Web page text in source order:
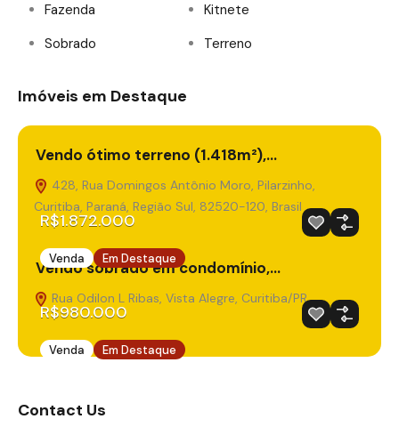
Fazenda
Kitnete
Sobrado
Terreno
Imóveis em Destaque
Vendo ótimo terreno (1.418m²),…
428, Rua Domingos Antônio Moro, Pilarzinho,
Curitiba, Paraná, Região Sul, 82520-120, Brasil
Venda Em Destaque
R$1.872.000
Vendo sobrado em condomínio,…
Rua Odilon L Ribas, Vista Alegre, Curitiba/PR
Venda Em Destaque
R$980.000
Contact Us